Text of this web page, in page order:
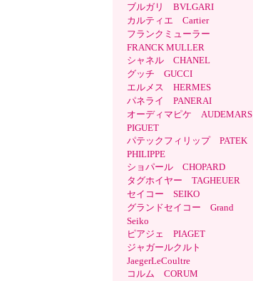
ブルガリ BVLGARI
カルティエ Cartier
フランクミューラー
FRANCK MULLER
シャネル CHANEL
グッチ GUCCI
エルメス HERMES
パネライ PANERAI
オーディマピケ AUDEMARS
PIGUET
パテックフィリップ PATEK
PHILIPPE
ショパール CHOPARD
タグホイヤー TAGHEUER
セイコー SEIKO
グランドセイコー Grand
Seiko
ピアジェ PIAGET
ジャガールクルト
JaegerLeCoultre
コルム CORUM